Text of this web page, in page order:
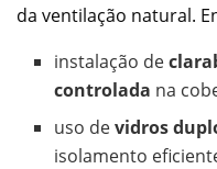
da ventilação natural.
instalação de
controlada na
uso devidros
isolamento